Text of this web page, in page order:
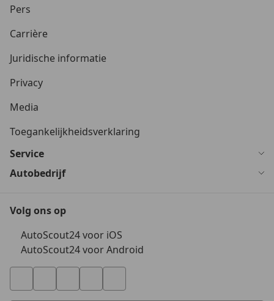
Pers
Carrière
Juridische informatie
Privacy
Media
Toegankelijkheidsverklaring
Service
Autobedrijf
Volg ons op
AutoScout24 voor iOS
AutoScout24 voor Android